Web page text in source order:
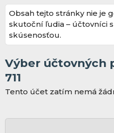
Obsah tejto stránky nie je
skutoční ľudia – účtovníci
skúsenosťou.
Výber účtovných
711
Tento účet zatím nemá